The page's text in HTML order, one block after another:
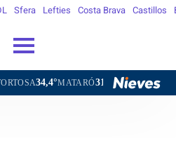
Sfera Lefties Costa Brava Castillos
31,2°VIC32,3°VILAFRANCA DEL